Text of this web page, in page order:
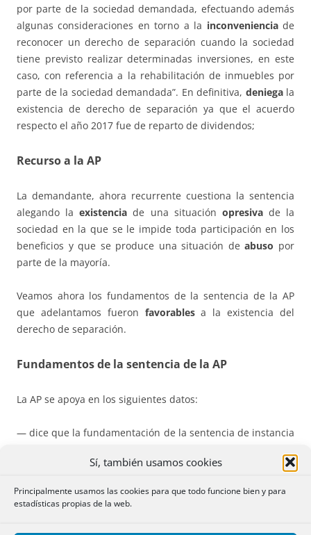
Sí, también usamos cookies
Principalmente usamos las cookies para que todo funcione bien y para
estadísticas propias de la web.
por parte de la sociedad demandada, efectuando además
algunas consideraciones en torno a la inconvenienciade
reconocer un derecho de separación cuando la sociedad
tiene previsto realizar determinadas inversiones, en este
caso, con referencia a la rehabilitación de inmuebles por
parte de la sociedad demandada”. En definitiva, deniegala
existencia de derecho de separación ya que el acuerdo
respecto el año 2017 fue de reparto de dividendos;
Recurso a la AP
La demandante, ahora recurrente cuestiona la sentencia
alegando laexistencia de una situación opresivade la
sociedad en la que se le impide toda participación en los
beneficios y que se produce una situación deabuso por
parte de la mayoría.
Veamos ahora los fundamentos de la sentencia de la AP
que adelantamos fueron favorablesa la existencia del
derecho de separación.
Fundamentos de la sentencia de la AP
La AP se apoya en los siguientes datos:
— dice que la fundamentación de la sentencia de instancia
artículo 843 bis de la LSC como es la negativa al reparto de